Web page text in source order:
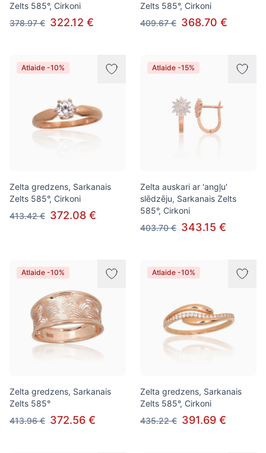
Zelts 585°, Cirkoni
378.97 € 322.12 €
Zelts 585°, Cirkoni
409.67 € 368.70 €
Atlaide -10%
Zelta gredzens, Sarkanais
Zelts 585°, Cirkoni
413.42 € 372.08 €
Atlaide -15%
Zelta auskari ar 'angļu'
slēdzēju, Sarkanais Zelts
585°, Cirkoni
403.70 € 343.15 €
Atlaide -10%
Zelta gredzens, Sarkanais
Zelts 585°
413.96 € 372.56 €
Atlaide -10%
Zelta gredzens, Sarkanais
Zelts 585°, Cirkoni
435.22 € 391.69 €